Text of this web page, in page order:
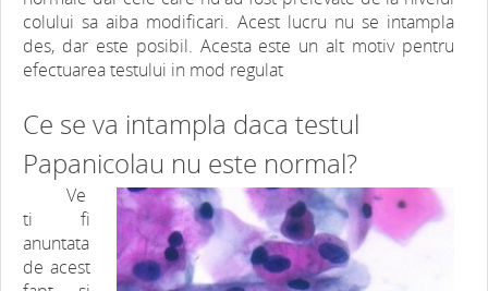
colului sa aiba modificari. Acest lucru nu se intampla
des, dar este posibil. Acesta este un alt motiv pentru
efectuarea testului in mod regulat
Ce se va intampla daca testul
Papanicolau nu este normal?
Ve
ti fi
anuntata
de acest